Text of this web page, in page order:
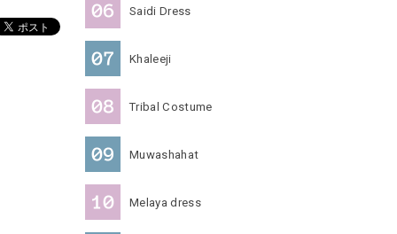
Saidi Dress
Khaleeji
Tribal Costume
Muwashahat
Melaya dress